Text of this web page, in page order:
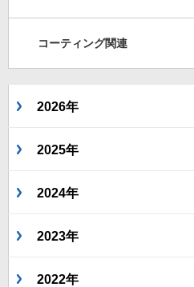
コーティング関連
2026年
2025年
2024年
2023年
2022年